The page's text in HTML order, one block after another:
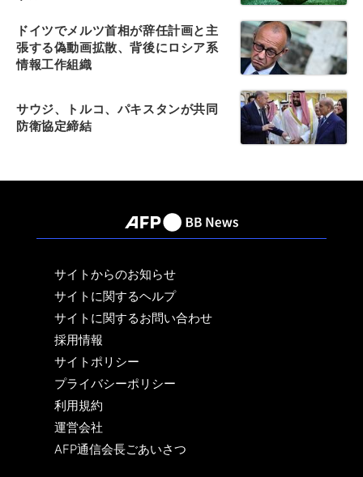
ドイツでメルツ首相が辞任計画と主
張する偽動画拡散、背後にロシア系
情報工作組織
サウジ、トルコ、パキスタンが共同
防衛協定締結
サイトからのお知らせ
サイトに関するヘルプ
サイトに関するお問い合わせ
採用情報
サイトポリシー
プライバシーポリシー
利用規約
運営会社
AFP通信会長ごあいさつ